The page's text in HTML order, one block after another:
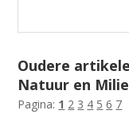
Oudere
Natuur en
Pagina: 1 2 3 4 5 6 7